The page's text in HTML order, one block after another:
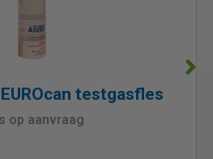
EUROcan testgasfles
op aanvraag